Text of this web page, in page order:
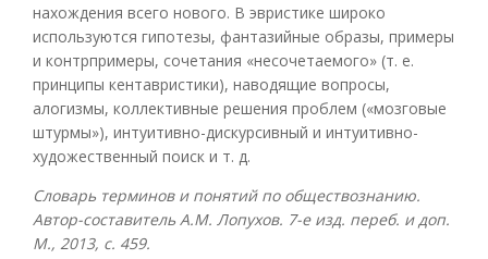
нахождения всего нового. В эвристике широко
используются гипотезы, фантазийные образы, примеры
и контрпримеры, сочетания «несочетаемого» (т. е.
принципы кентавристики), наводящие вопросы,
алогизмы, коллективные решения проблем («мозговые
штурмы»), интуитивно-дискурсивный и интуитивно-
художественный поиск и т. д.
Словарь терминов и понятий по обществознанию.
Автор-составитель А.М. Лопухов. 7-е изд. переб. и доп.
М., 2013, с. 459.